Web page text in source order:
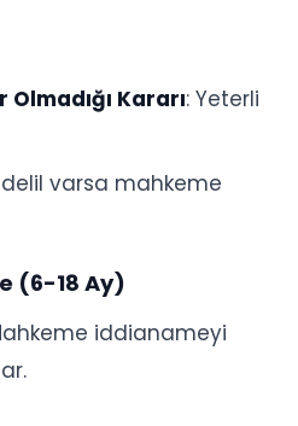
Kararı: Yeterli
delil varsa mahkeme
(6-18 Ay)
iddianameyi